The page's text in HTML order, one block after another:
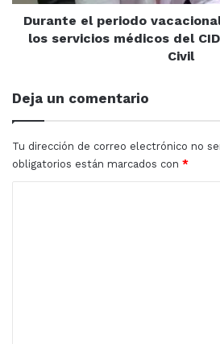
sus
estudiantes
médicos
Hospital
Civil
Durante el periodo
los servicios médicos del
Civil
Deja un comentario
Tu dirección de correo electrónico no
obligatorios están marcados con *